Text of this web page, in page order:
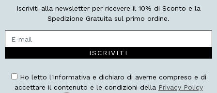
Iscriviti alla newsletter per ricevere il 10% di Sconto e la
Spedizione Gratuita sul primo ordine.
ISCRIVITI
Ho letto l'Informativa e dichiaro di averne compreso e di
accettare il contenuto e le condizioni della Privacy Policy